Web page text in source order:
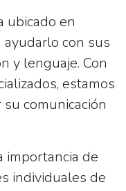
ubicado en
con sus
y lenguaje. Con
estamos
comunicación
importancia de
individuales de